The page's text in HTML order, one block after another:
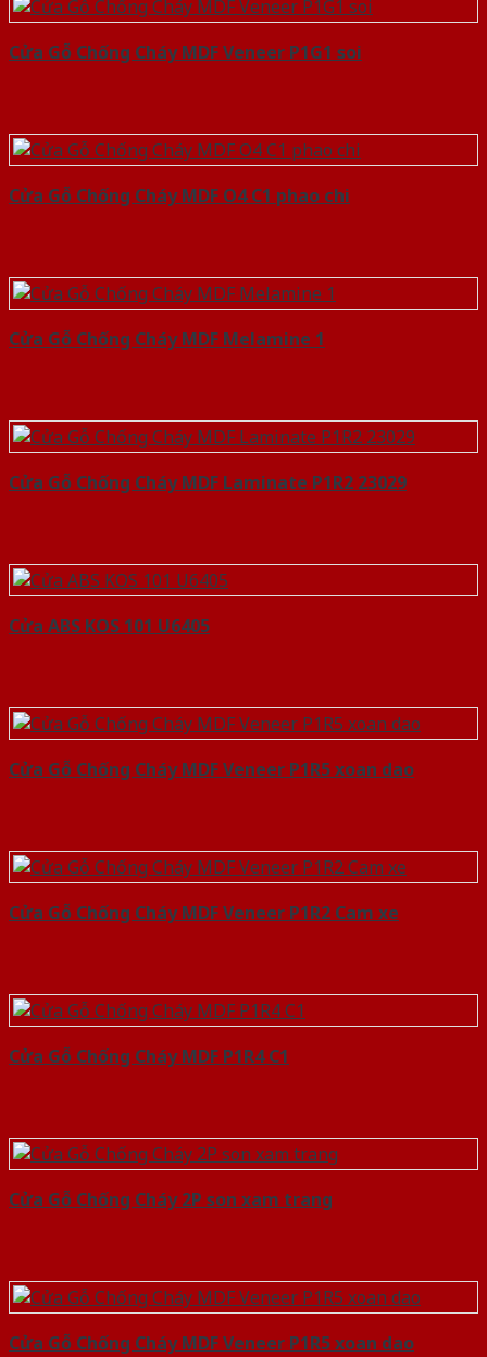
Cửa Gỗ Chống Cháy MDF Veneer P1G1 soi
Cửa Gỗ Chống Cháy MDF O4 C1 phao chi
Cửa Gỗ Chống Cháy MDF Melamine 1
Cửa Gỗ Chống Cháy MDF Laminate P1R2 23029
Cửa ABS KOS 101 U6405
Cửa Gỗ Chống Cháy MDF Veneer P1R5 xoan dao
Cửa Gỗ Chống Cháy MDF Veneer P1R2 Cam xe
Cửa Gỗ Chống Cháy MDF P1R4 C1
Cửa Gỗ Chống Cháy 2P son xam trang
Cửa Gỗ Chống Cháy MDF Veneer P1R5 xoan dao